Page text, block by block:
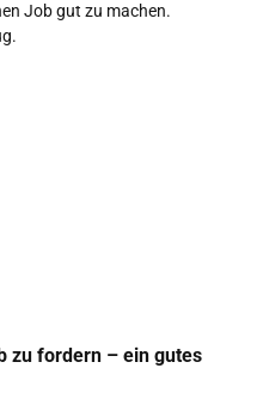
zu fordern – ein gutes